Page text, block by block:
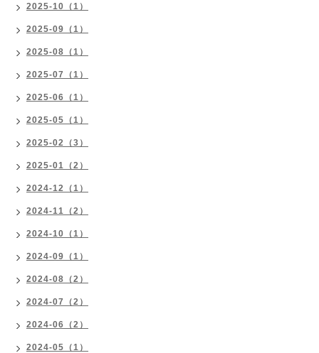
2025-10（1）
2025-09（1）
2025-08（1）
2025-07（1）
2025-06（1）
2025-05（1）
2025-02（3）
2025-01（2）
2024-12（1）
2024-11（2）
2024-10（1）
2024-09（1）
2024-08（2）
2024-07（2）
2024-06（2）
2024-05（1）